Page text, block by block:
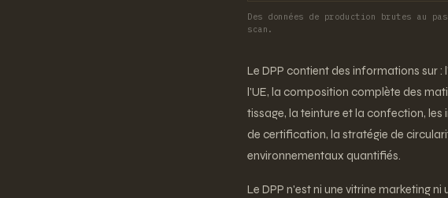
Des données de production brutes
scan.
Le DPP contient des informations sur
l'UE, la composition complète des
tissage, la teinture et la confection,
de certification, la stratégie de
environnementaux quantifiés.
Le DPP n'est ni une vitrine marketing